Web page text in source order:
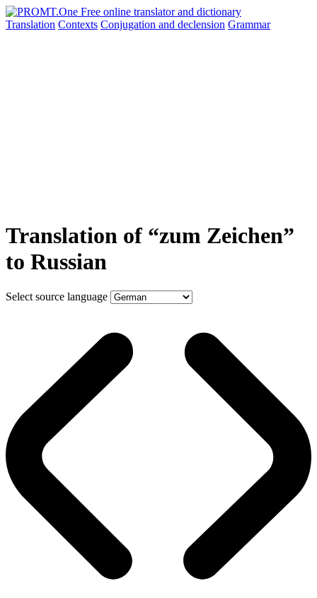
Translation Contexts Conjugation and declension Grammar
Translation of “zum Zeichen”
to Russian
Select source language